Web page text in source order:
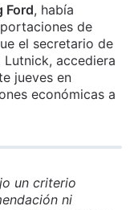
Ford, había
de
el secretario de
accediera
jueves en
económicas a
un criterio
ni